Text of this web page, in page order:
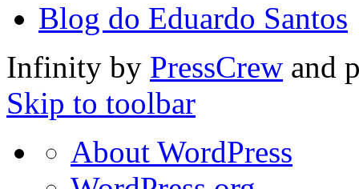
Blog do Eduardo Santos
Infinity by PressCrew and
Skip to toolbar
WordPressAbout WordPress